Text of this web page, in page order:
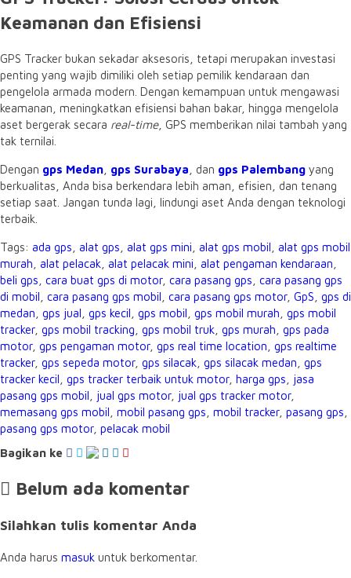
Keamanan dan Efisiensi
GPS Tracker bukan sekadar aksesoris, tetapi merupakan investasi
penting yang wajib dimiliki oleh setiap pemilik kendaraan dan
pengelola armada modern. Dengan kemampuan untuk mengawasi
keamanan, meningkatkan efisiensi bahan bakar, hingga mengelola
aset bergerak secara real-time, GPS memberikan nilai tambah yang
tak ternilai.
Dengan gps Medan gps Surabaya , dan gps Palembang yang
berkualitas, Anda bisa berkendara lebih aman, efisien, dan tenang
setiap saat. Jangan tunda lagi, lindungi aset Anda dengan teknologi
terbaik.
Tags: ada gps alat gps alat gps mini alat gps mobil
alat gps mobil
murah
alat pelacak alat pelacak mini alat pengaman kendaraan
beli gps cara buat gps di motor, cara pasang gps cara pasang gps
di mobil cara pasang gps mobil cara pasang gps motor, GpS gps di
medan gps jual gps kecil gps mobil gps mobil murah gps mobil
tracker, gps mobil tracking gps mobil truk gps murah gps pada
motor, gps pengaman motor, gps real time location gps realtime
tracker, gps sepeda motor, gps silacak gps silacak medan gps
tracker kecil gps tracker terbaik untuk motor, harga gps
jasa
pasang gps mobil
jual gps motor, jual gps tracker motor,
memasang gps mobil mobil pasang gps mobil tracker, pasang gps
pasang gps motor, pelacak mobil
Bagikan ke
Belum ada komentar
Silahkan tulis komentar Anda
Anda harus masuk untuk berkomentar.